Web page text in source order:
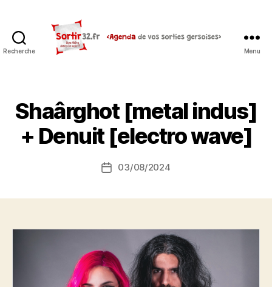
Recherche Menu
Shaârghot [metal indus]
+ Denuit [electro wave]
Date03/08/2024